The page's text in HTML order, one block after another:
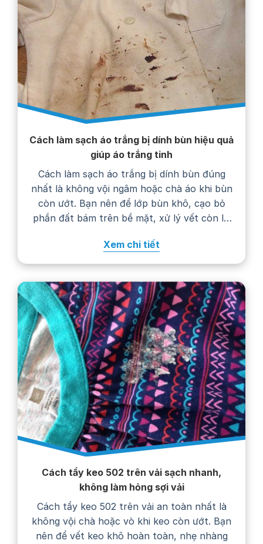
Cách làm sạch áo trắng bị dính bùn hiệu quả
giúp áo trắng tinh
Cách làm sạch áo trắng bị dính bùn đúng
nhất là không vội ngâm hoặc chà áo khi bùn
còn ướt. Bạn nên để lớp bùn khô, cạo bỏ
phần đất bám trên bề mặt, xử lý vết còn lại
trên nhãn chăm sóc. Thực hiện…
Xem chi tiết
Cách tẩy keo 502 trên vải sạch nhanh,
không làm hỏng sợi vải
Cách tẩy keo 502 trên vải an toàn nhất là
không vội chà hoặc vò khi keo còn ướt. Bạn
nên để vết keo khô hoàn toàn, nhẹ nhàng